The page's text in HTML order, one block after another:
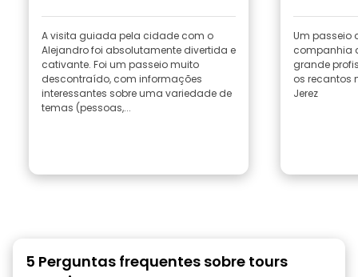
A visita guiada pela cidade com o
Alejandro foi absolutamente divertida e
cativante. Foi um passeio muito
descontraído, com informações
interessantes sobre uma variedade de
temas (pessoas,...
Um passeio
companhia
grande
os recantos
Jerez
5 Perguntas frequentes sobre tours